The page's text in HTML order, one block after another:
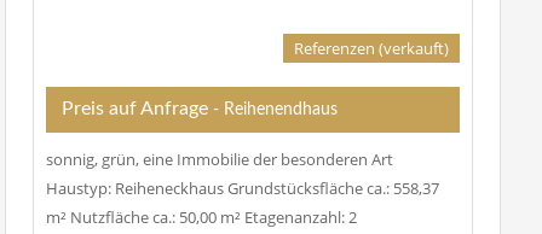
Referenzen (verkauft)
Preis auf Anfrage - Reihenendhaus
sonnig, grün, eine Immobilie der besonderen Art
Haustyp: Reiheneckhaus Grundstücksfläche ca.: 558,37
m² Nutzfläche ca.: 50,00 m² Etagenanzahl: 2